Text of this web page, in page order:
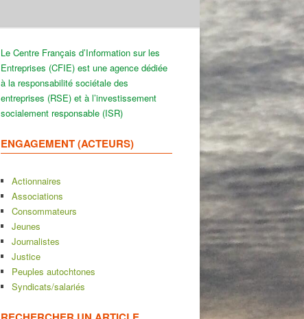
Le Centre Français d’Information sur les
Entreprises (CFIE) est une agence dédiée
à la responsabilité sociétale des
entreprises (RSE) et à l’investissement
socialement responsable (ISR)
ENGAGEMENT (ACTEURS)
Actionnaires
Associations
Consommateurs
Jeunes
Journalistes
Justice
Peuples autochtones
Syndicats/salariés